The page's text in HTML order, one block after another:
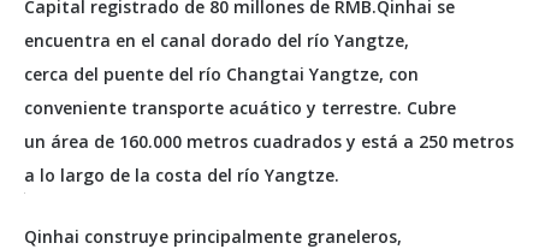
Capital registrado de 80 millones de RMB.Qinhai se
encuentra en el canal dorado del río Yangtze,
cerca del puente del río Changtai Yangtze, con
conveniente transporte acuático y terrestre. Cubre
un área de 160.000 metros cuadrados y está a 250 metros
a lo largo de la costa del río Yangtze.
Qinhai construye principalmente graneleros,